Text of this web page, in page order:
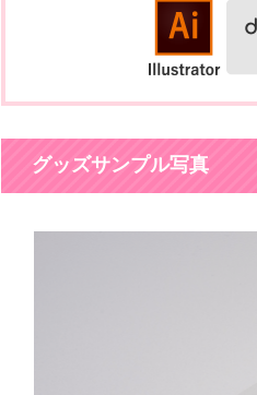
グッズサンプル写真